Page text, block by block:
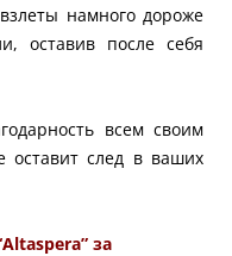
намного дороже
оставив после себя
всем своим
оставит след в ваших
за